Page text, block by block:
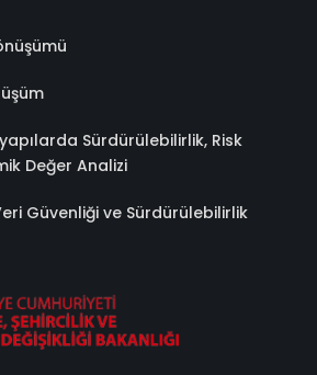
Sürdürülebilirlik, Risk
Değer Analizi
Güvenliği ve Sürdürülebilirlik